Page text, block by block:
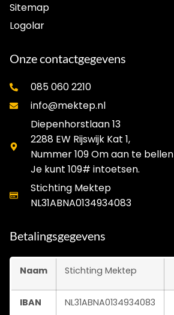
Sitemap
Logolar
Onze contactgegevens
085 060 2210
info@mektep.nl
Diepenhorstlaan 13
2288 EW Rijswijk Kat 1,
Nummer 109 Om aan te bellen
Je kunt 109# intoetsen.
Stichting Mektep
NL31ABNA0134934083
Betalingsgegevens
Naam Stichting Mektep
IBAN NL31ABNA0134934083